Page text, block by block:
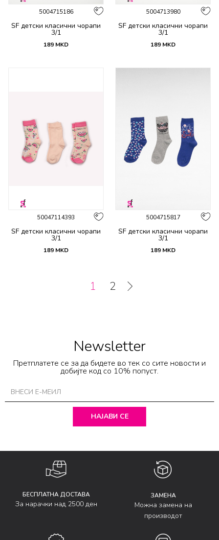
5004715186
SF детски класични чорапи
3/1
189 MKD
5004713980
SF детски класични чорапи
3/1
189 MKD
50047114393
SF детски класични чорапи
3/1
189 MKD
5004715817
SF детски класични чорапи
3/1
189 MKD
1 2
Newsletter
Претплатете се за да бидете во тек со сите новости и
добијте код со 10% попуст.
НАЈАВИ СЕ
БЕСПЛАТНА ДОСТАВА
За нарачки над 2500 ден
ЗАМЕНА
Можна замена на
производот